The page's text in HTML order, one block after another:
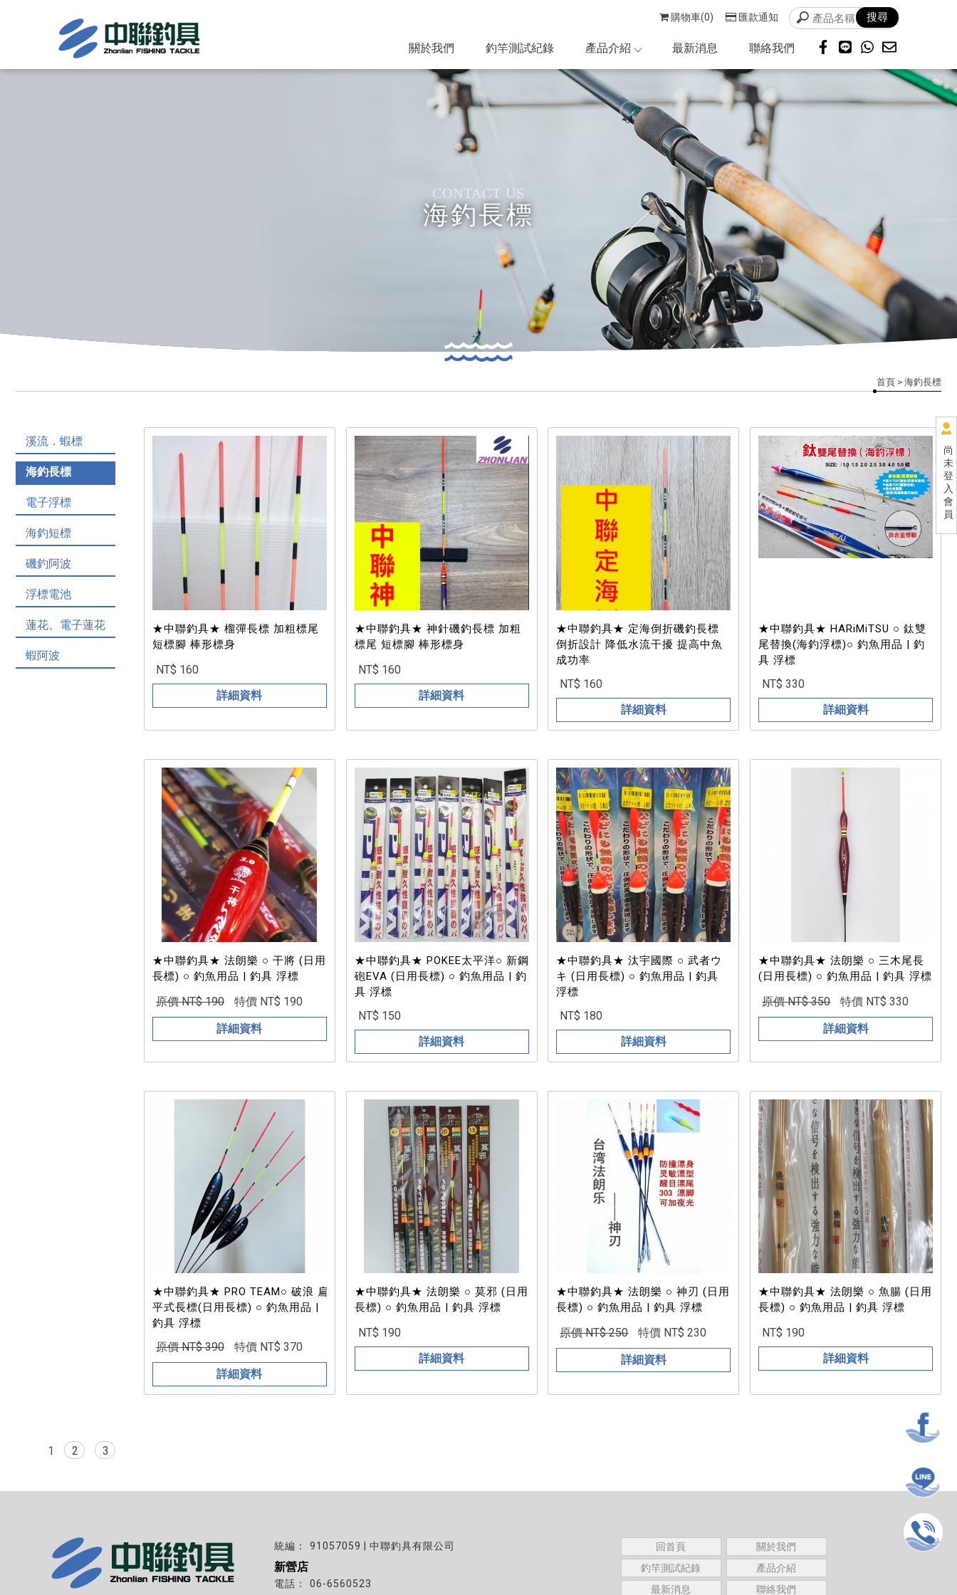
尚
未
登
入
會
員
關於我們 釣竿測試紀錄 產品介紹 最新消息 聯絡我們
購物車(0) 匯款通知
海釣長標
首頁 > 海釣長標
溪流．蝦標
海釣長標
電子浮標
海釣短標
磯釣阿波
浮標電池
蓮花、電子蓮花
蝦阿波
★中聯釣具★ 榴彈長標 加粗標尾
短標腳 棒形標身
NT$ 160
詳細資料
★中聯釣具★ 神針磯釣長標 加粗
標尾 短標腳 棒形標身
NT$ 160
詳細資料
★中聯釣具★ 定海倒折磯釣長標
倒折設計 降低水流干擾 提高中魚
成功率
NT$ 160
詳細資料
★中聯釣具★ HARiMiTSU ○ 鈦雙
尾替換(海釣浮標)○ 釣魚用品 | 釣
具 浮標
NT$ 330
詳細資料
★中聯釣具★ 法朗樂 ○ 干將 (日用
長標) ○ 釣魚用品 | 釣具 浮標
原價 NT$ 190
特價 NT$ 190
詳細資料
★中聯釣具★ POKEE太平洋○ 新鋼
砲EVA (日用長標) ○ 釣魚用品 | 釣
具 浮標
NT$ 150
詳細資料
★中聯釣具★ 汰宇國際 ○ 武者ウ
キ (日用長標) ○ 釣魚用品 | 釣具
浮標
NT$ 180
詳細資料
★中聯釣具★ 法朗樂 ○ 三木尾長
(日用長標) ○ 釣魚用品 | 釣具 浮標
原價 NT$ 350
特價 NT$ 330
詳細資料
★中聯釣具★ PRO TEAM○ 破浪 扁
平式長標(日用長標) ○ 釣魚用品 |
釣具 浮標
原價 NT$ 390
特價 NT$ 370
詳細資料
★中聯釣具★ 法朗樂 ○ 莫邪 (日用
長標) ○ 釣魚用品 | 釣具 浮標
NT$ 190
詳細資料
★中聯釣具★ 法朗樂 ○ 神刃 (日用
長標) ○ 釣魚用品 | 釣具 浮標
原價 NT$ 250
特價 NT$ 230
詳細資料
★中聯釣具★ 法朗樂 ○ 魚腸 (日用
長標) ○ 釣魚用品 | 釣具 浮標
NT$ 190
詳細資料
1 2 3
91057059 | 中聯釣具有限公司
新營店
06-6560523
回首頁
關於我們
釣竿測試紀錄
產品介紹
最新消息
聯絡我們